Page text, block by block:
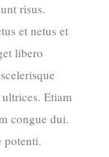
risus.
et netus et
libero
Etiam
congue dui.
potenti.